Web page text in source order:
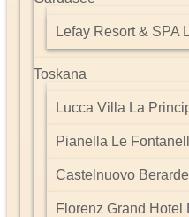
Lefay Resort & SPA
Toskana
Lucca Villa La
Pianella Le
Castelnuovo
Florenz Grand Hotel